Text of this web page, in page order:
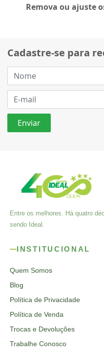
Remova ou ajuste
Cadastre-se para
Entre os melhores. Há quatro
sendo Ideal.
INSTITUCIONAL
Quem Somos
Blog
Política de Privacidade
Política de Venda
Trocas e Devoluções
Trabalhe Conosco